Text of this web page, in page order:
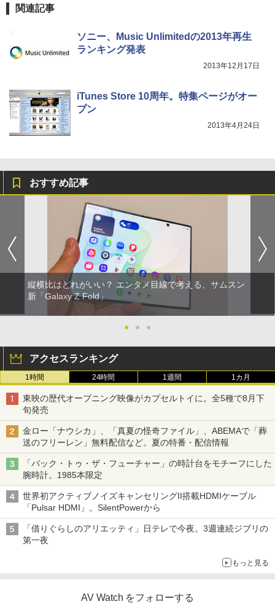
関連記事
ソニー、Music Unlimitedの2013年再生
ランキング発表
2013年12月17日
iTunes Store 10周年。特集ページがオー
プン
2013年4月24日
おすすめ記事
縦横比はどれがいい？ エンタメ目線で考える、サムスン
新「Galaxy Z Fold」
● ● ●
アクセスランキング
1時間 24時間 1週間 1カ月
東映の歴代オープニング映像がカプセルトイに。全5種で8月下
旬発売
金ロー「ナウシカ」、「真夏の怪奇ファイル」、ABEMAで「葬
送のフリーレン」無料配信など。夏の特番・配信情報
「バック・トゥ・ザ・フューチャー」の時計台をモチーフにした
腕時計。1985本限定
世界初アクティブノイズキャンセリングII搭載HDMIケーブル
「Pulsar HDMI」。SilentPowerから
「借りぐらしのアリエッティ」日テレで今夜。3週連続ジブリの
第一夜
もっと見る
AV Watch をフォローする